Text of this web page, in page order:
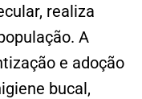
realiza
A
e adoção
bucal,